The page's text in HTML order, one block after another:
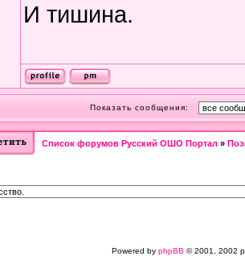
И тишина.
Показать сообщения:
Список форумов Русский ОШО Портал »
Powered by phpBB © 2001, 2002